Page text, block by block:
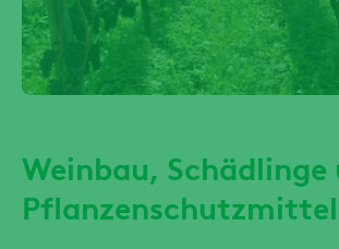
Weinbau, Schädlinge
Pflanzenschutzmittel